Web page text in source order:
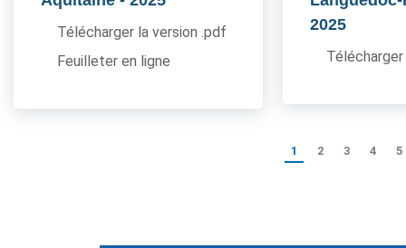
Télécharger la version .pdf
Feuilleter en ligne
2025
1 2 3 4 5